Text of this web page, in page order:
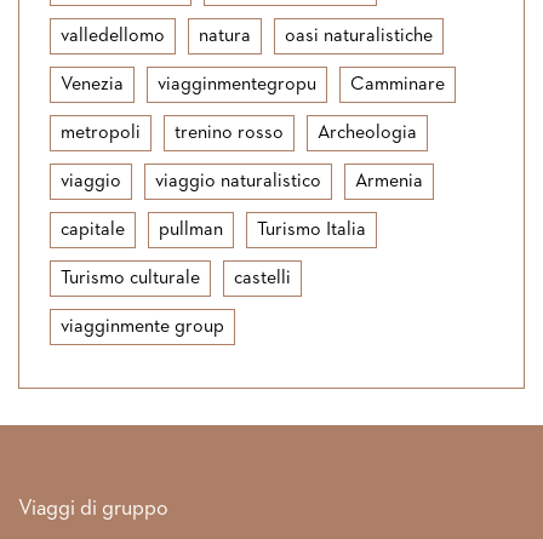
valledellomo natura oasi naturalistiche
Venezia viagginmentegropu Camminare
metropoli trenino rosso Archeologia
viaggio viaggio naturalistico Armenia
capitale pullman Turismo Italia
Turismo culturale castelli
viagginmente group
Link rapidi
Viaggi di gruppo